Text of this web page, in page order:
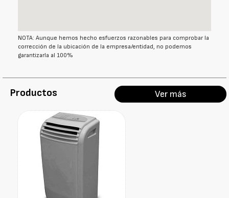
NOTA: Aunque hemos hecho esfuerzos razonables para comprobar la
corrección de la ubicación de la empresa/entidad, no podemos
garantizarla al 100%
Productos Ver más